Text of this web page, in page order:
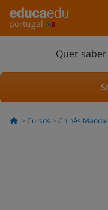
portugal
Quer
Cursos Chinês